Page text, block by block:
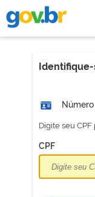
para
conteÃºdo
Identifique-
Digite seu CPF
CPF